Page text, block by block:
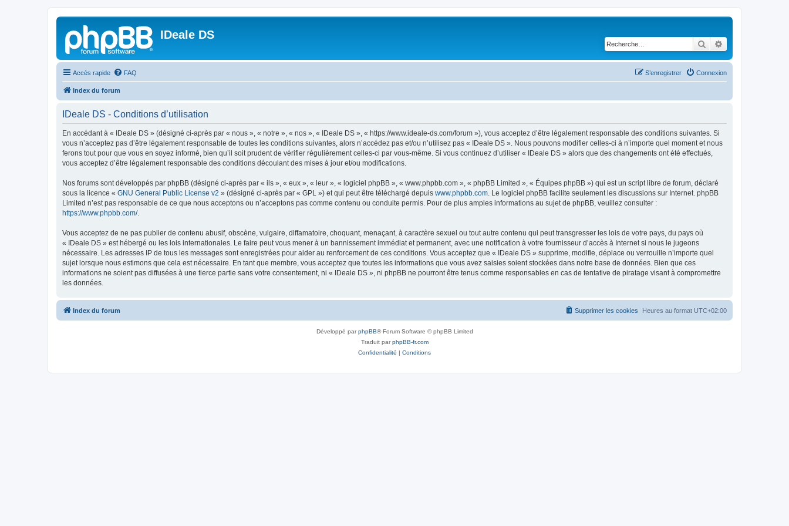
IDeale DS
Rechercher
Accès rapide FAQ Connexion
S’enregistrer
Index du forum
IDeale DS - Conditions d’utilisation
En accédant à « IDeale DS » (désigné ci-après par « nous », « notre », « nos », « IDeale DS », « https://www.ideale-ds.com/forum »), vous acceptez d’être légalement responsable des conditions suivantes. Si
vous n’acceptez pas d’être légalement responsable de toutes les conditions suivantes, alors n’accédez pas et/ou n’utilisez pas « IDeale DS ». Nous pouvons modifier celles-ci à n’importe quel moment et nous
ferons tout pour que vous en soyez informé, bien qu’il soit prudent de vérifier régulièrement celles-ci par vous-même. Si vous continuez d’utiliser « IDeale DS » alors que des changements ont été effectués,
vous acceptez d’être légalement responsable des conditions découlant des mises à jour et/ou modifications.
Nos forums sont développés par phpBB (désigné ci-après par « ils », « eux », « leur », « logiciel phpBB », « www.phpbb.com », « phpBB Limited », « Équipes phpBB ») qui est un script libre de forum, déclaré
sous la licence « GNU General Public License v2 » (désigné ci-après par « GPL ») et qui peut être téléchargé depuis www.phpbb.com. Le logiciel phpBB facilite seulement les discussions sur Internet. phpBB
Limited n’est pas responsable de ce que nous acceptons ou n’acceptons pas comme contenu ou conduite permis. Pour de plus amples informations au sujet de phpBB, veuillez consulter :
https://www.phpbb.com/.
Vous acceptez de ne pas publier de contenu abusif, obscène, vulgaire, diffamatoire, choquant, menaçant, à caractère sexuel ou tout autre contenu qui peut transgresser les lois de votre pays, du pays où
« IDeale DS » est hébergé ou les lois internationales. Le faire peut vous mener à un bannissement immédiat et permanent, avec une notification à votre fournisseur d’accès à Internet si nous le jugeons
nécessaire. Les adresses IP de tous les messages sont enregistrées pour aider au renforcement de ces conditions. Vous acceptez que « IDeale DS » supprime, modifie, déplace ou verrouille n’importe quel
sujet lorsque nous estimons que cela est nécessaire. En tant que membre, vous acceptez que toutes les informations que vous avez saisies soient stockées dans notre base de données. Bien que ces
informations ne soient pas diffusées à une tierce partie sans votre consentement, ni « IDeale DS », ni phpBB ne pourront être tenus comme responsables en cas de tentative de piratage visant à compromettre
les données.
Index du forum Heures au format UTC+02:00
Supprimer les cookies
Développé parphpBB® Forum Software © phpBB Limited
Traduit parphpBB-fr.com
Confidentialité | Conditions